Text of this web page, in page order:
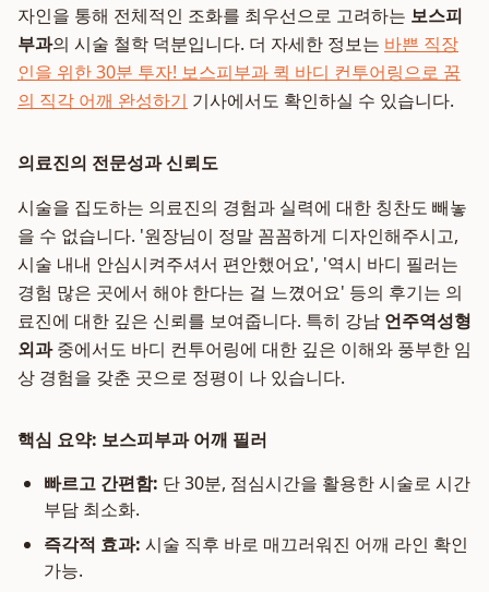
자인을 통해 전체적인 조화를 최우선으로 고려하는 보스피
부과의 시술 철학 덕분입니다. 더 자세한 정보는 바쁜 직장
인을 위한 30분 투자! 보스피부과 퀵 바디 컨투어링으로 꿈
의 직각 어깨 완성하기 기사에서도 확인하실 수 있습니다.
의료진의 전문성과 신뢰도
시술을 집도하는 의료진의 경험과 실력에 대한 칭찬도 빼놓
을 수 없습니다. '원장님이 정말 꼼꼼하게 디자인해주시고,
시술 내내 안심시켜주셔서 편안했어요', '역시 바디 필러는
경험 많은 곳에서 해야 한다는 걸 느꼈어요' 등의 후기는 의
료진에 대한 깊은 신뢰를 보여줍니다. 특히 강남 언주역성형
외과중에서도 바디 컨투어링에 대한 깊은 이해와 풍부한 임
상 경험을 갖춘 곳으로 정평이 나 있습니다.
핵심 요약: 보스피부과 어깨 필러
빠르고 간편함: 단 30분, 점심시간을 활용한 시술로 시간
부담 최소화.
즉각적 효과: 시술 직후 바로 매끄러워진 어깨 라인 확인
가능.